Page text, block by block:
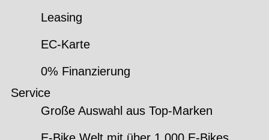
Leasing
EC-Karte
0% Finanzierung
Service
Große Auswahl aus Top-Marken